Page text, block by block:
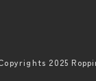
2025